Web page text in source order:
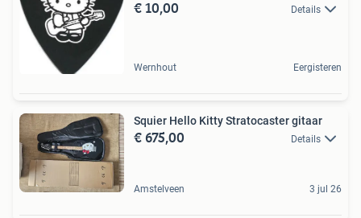
€ 10,00 Details
Wernhout Eergisteren
Squier Hello Kitty Stratocaster gitaar
€ 675,00 Details
Amstelveen 3 jul 26